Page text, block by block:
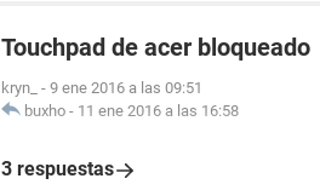
Touchpad de acer bloqueado
kryn_ - 9 ene 2016 a las 09:51
buxho - 11 ene 2016 a las 16:58
3 respuestas